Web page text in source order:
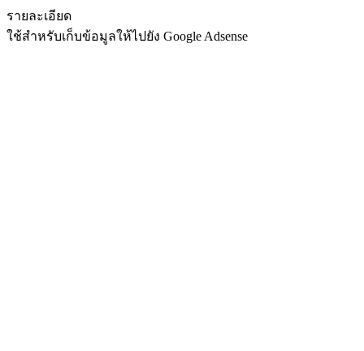
รายละเอียด
ใช้สำหรับเก็บข้อมูลให้ไปยัง Google Adsense